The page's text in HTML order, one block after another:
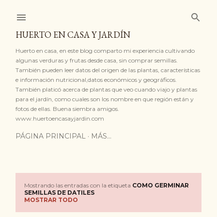
HUERTO EN CASA Y JARDÍN
Huerto en casa, en este blog comparto mi experiencia cultivando
algunas verduras y frutas desde casa, sin comprar semillas.
También pueden leer datos del origen de las plantas, características
e información nutricional,datos económicos y geográficos.
También platicó acerca de plantas que veo cuando viajo y plantas
para el jardín, como cuales son los nombre en que región están y
fotos de ellas. Buena siembra amigos.
www.huertoencasayjardin.com
PÁGINA PRINCIPAL MÁS…
Mostrando las entradas con la etiqueta COMO GERMINAR
SEMILLAS DE DATILES
MOSTRAR TODO